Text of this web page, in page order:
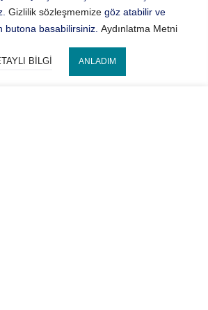
Gizlilik sözleşmemizegöz atabilir ve
butona basabilirsiniz. Aydınlatma Metni
BILGI ANLADIM